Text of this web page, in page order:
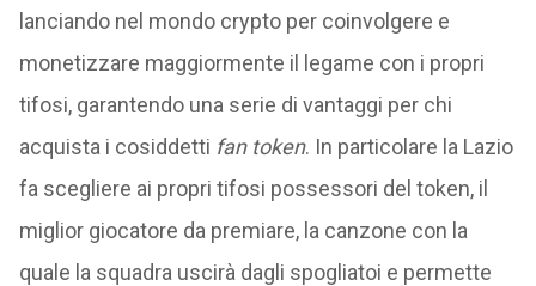
lanciando nel mondo crypto per coinvolgere e
monetizzare maggiormente il legame con i propri
tifosi, garantendo una serie di vantaggi per chi
acquista i cosiddetti fan token. In particolare la Lazio
fa scegliere ai propri tifosi possessori del token, il
miglior giocatore da premiare, la canzone con la
quale la squadra uscirà dagli spogliatoi e permette